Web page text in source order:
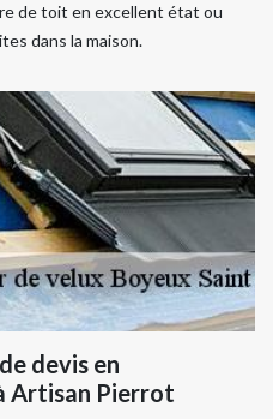
de toit en excellent état ou
dans la maison.
devis en
Artisan Pierrot